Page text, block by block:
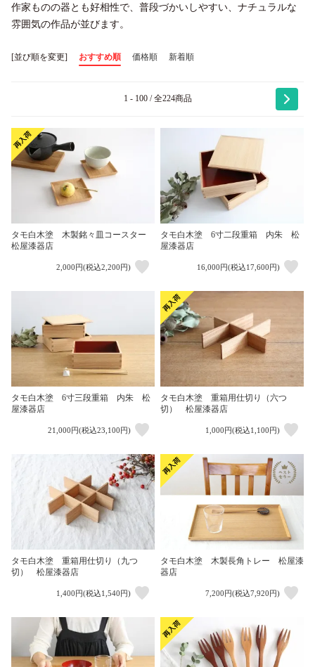
作家ものの器とも好相性で、普段づかいしやすい、ナチュラルな
雰囲気の作品が並びます。
[並び順を変更] おすすめ順 価格順 新着順
1 - 100 / 全224商品
タモ白木塗 木製銘々皿コースター
松屋漆器店
2,000円(税込2,200円)
タモ白木塗 6寸二段重箱 内朱 松
屋漆器店
16,000円(税込17,600円)
タモ白木塗 6寸三段重箱 内朱 松
屋漆器店
21,000円(税込23,100円)
タモ白木塗 重箱用仕切り（六つ
切） 松屋漆器店
1,000円(税込1,100円)
タモ白木塗 重箱用仕切り（九つ
切） 松屋漆器店
1,400円(税込1,540円)
タモ白木塗 木製長角トレー 松屋漆
器店
7,200円(税込7,920円)